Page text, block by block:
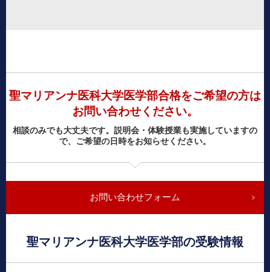
聖マリアンナ医科大学医学部合格をご希望の方は
お問い合わせください。
相談のみでも大丈夫です。説明会・体験授業も実施していますの
で、ご希望の日時をお知らせください。
お問い合わせフォーム
聖マリアンナ医科大学医学部の受験情報